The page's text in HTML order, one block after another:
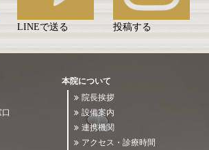
LINEで送る 投稿する
本院について
院長挨拶
設備案内
連携機関
アクセス・診療時間